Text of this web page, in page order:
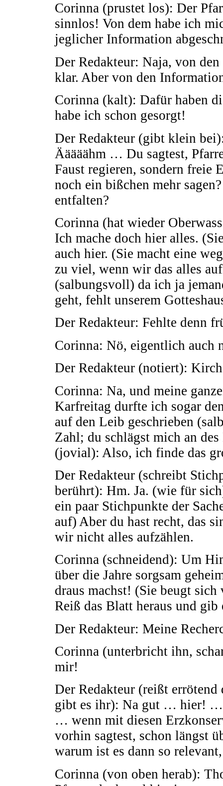
Corinna (prustet los): Der
sinnlos! Von dem habe ich
jeglicher Information
Der Redakteur: Naja, von
klar. Aber von den
Corinna (kalt): Dafür haben
habe ich schon gesorgt!
Der Redakteur (gibt klein
Ääääähm … Du sagtest,
Faust regieren, sondern freie
noch ein bißchen mehr
entfalten?
Corinna (hat wieder
Ich mache doch hier alles.
auch hier. (Sie macht eine
zu viel, wenn wir das alles
(salbungsvoll) da ich ja
geht, fehlt unserem
Der Redakteur: Fehlte denn
Corinna: Nö, eigentlich auch
Der Redakteur (notiert):
Corinna: Na, und meine
Karfreitag durfte ich sogar
auf den Leib geschrieben
Zahl; du schlägst mich an
(jovial): Also, ich finde das
Der Redakteur (schreibt
berührt): Hm. Ja. (wie für
ein paar Stichpunkte der
auf) Aber du hast recht, das
wir nicht alles aufzählen.
Corinna (schneidend): Um
über die Jahre sorgsam
draus machst! (Sie beugt
Reiß das Blatt heraus und gib
Der Redakteur: Meine
Corinna (unterbricht ihn,
mir!
Der Redakteur (reißt
gibt es ihr): Na gut … hier! …
… wenn mit diesen
vorhin sagtest, schon längst
warum ist es dann so
Corinna (von oben herab):